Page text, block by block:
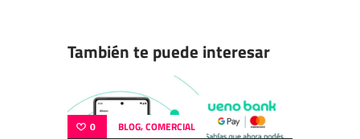
También te puede interesar
0 BLOG,COMERCIAL